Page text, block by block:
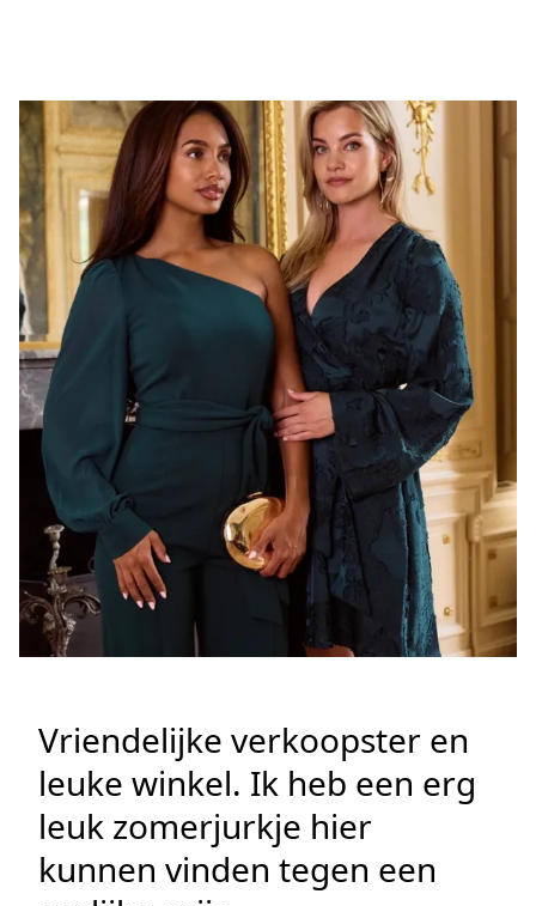
Vriendelijke verkoopster en
leuke winkel. Ik heb een erg
leuk zomerjurkje hier
kunnen vinden tegen een